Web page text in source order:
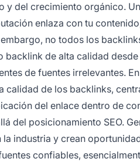
y del crecimiento orgánico.
enlaza con tu
no todos los
backlink de alta calidad
de fuentes irrelevantes.
calidad de los backlinks,
del enlace dentro de
del posicionamiento SEO.
industria y crean
confiables,